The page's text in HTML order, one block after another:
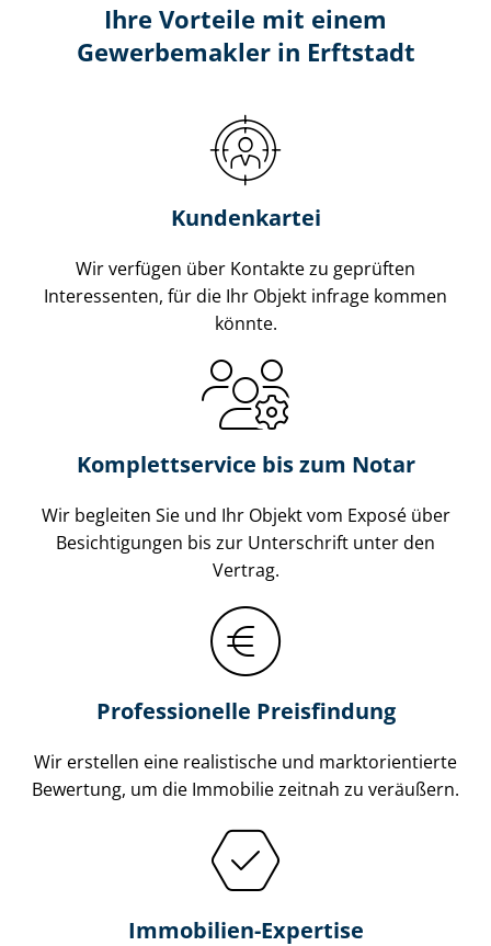
Ihre Vorteile mit einem
Gewerbemakler in Erftstadt
Kundenkartei
Wir verfügen über Kontakte zu geprüften
Interessenten, für die Ihr Objekt infrage kommen
könnte.
Komplettservice bis zum Notar
Wir begleiten Sie und Ihr Objekt vom Exposé über
Besichtigungen bis zur Unterschrift unter den
Vertrag.
Professionelle Preisfindung
Wir erstellen eine realistische und markt­ori­en­tier­te
Bewertung, um die Immobilie zeitnah zu veräußern.
Immobilien-Expertise